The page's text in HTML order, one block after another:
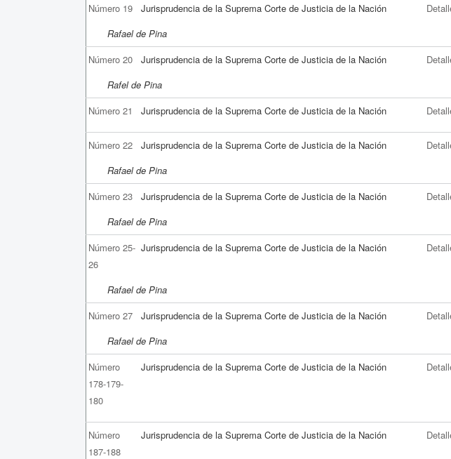
Número 19
Jurisprudencia de la Suprema Corte de Justicia de la Nación
Rafael de Pina
Número 20
Jurisprudencia de la Suprema Corte de Justicia de la Nación
Rafel de Pina
Número 21
Jurisprudencia de la Suprema Corte de Justicia de la Nación
Número 22 Jurisprudencia de la Suprema Corte de Justicia de la Nación
Rafael de Pina
Número 23
Jurisprudencia de la Suprema Corte de Justicia de la Nación
Rafael de Pina
Número 25-
26
Jurisprudencia de la Suprema Corte de Justicia de la Nación
Rafael de Pina
Número 27
Jurisprudencia de la Suprema Corte de Justicia de la Nación
Rafael de Pina
Número
178-179-
180
Jurisprudencia de la Suprema Corte de Justicia de la Nación
Número
187-188
Jurisprudencia de la Suprema Corte de Justicia de la Nación